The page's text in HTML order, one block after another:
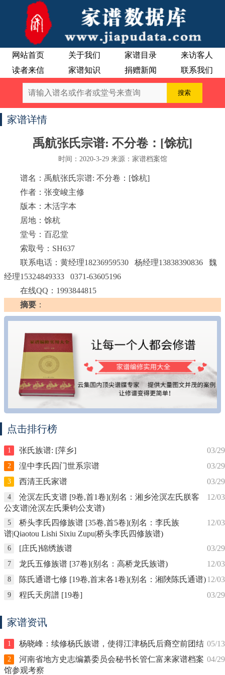
网站首页 关于我们 家谱目录
来访客人
读者来信
家谱知识 捐赠新闻 联系我们
家谱详情
禹航张氏宗谱: 不分卷：[馀杭]
时间：2020-3-29 来源：家谱档案馆
谱名：禹航张氏宗谱: 不分卷：[馀杭]
作者：张变峻主修
版本：木活字本
居地：馀杭
堂号：百忍堂
索取号：SH637
联系电话：黄经理18236959530 杨经理13838390836 魏
经理15324849333 0371-63605196
在线QQ：1993844815
摘要 ：
点击排行榜
03/29
1
张氏族谱: [萍乡]
03/29
2
湟中李氏四门世系宗谱
03/29
3
西清王氏家谱
12/03
4 沧溟左氏支谱 [9卷,首1卷](别名：湘乡沧溟左氏朕客
公支谱|沧溟左氏秉钧公支谱)
12/03
5 桥头李氏四修族谱 [35卷,首5卷](别名：李氏族
谱|Qiaotou Lishi Sixiu Zupu|桥头李氏四修族谱)
03/29
6
[庄氏]锦绣族谱
12/03
7
龙氏五修族谱 [37卷](别名：高桥龙氏族谱)
12/03
8
陈氏通谱七修 [19卷,首末各1卷](别名：湘陜陈氏通谱)
03/29
9 程氏天房譜 [19卷]
家谱资讯
05/13
1
杨晓峰：续修杨氏族谱，使得江津杨氏后裔空前团结
04/29
2 河南省地方史志编纂委员会秘书长管仁富来家谱档案
馆参观考察